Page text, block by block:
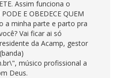
Assim funciona o
E OBEDECE QUEM
a minha parte e parto pra
Vai ficar ai só
da Acamp, gestor
músico profissional a
Deus.